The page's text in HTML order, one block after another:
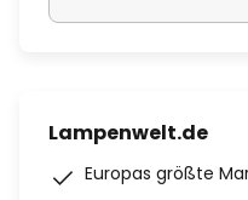
Lampenwelt.de
Europas größte